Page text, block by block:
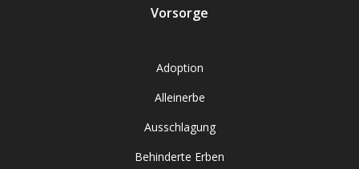
Vorsorge
Adoption
Alleinerbe
Ausschlagung
Behinderte Erben